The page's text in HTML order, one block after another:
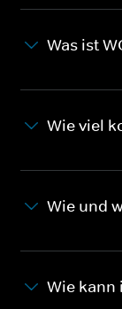
Was ist
Wie viel
Wie und
Wie kann